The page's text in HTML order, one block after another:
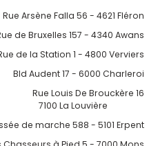
Rue Arsène Falla 56 - 4621 Fléron
de Bruxelles 157 - 4340 Awans
de la Station 1 - 4800 Verviers
Bld Audent 17 - 6000 Charleroi
Rue Louis De Brouckère 16
7100 La Louvière
de marche 588 - 5101 Erpent